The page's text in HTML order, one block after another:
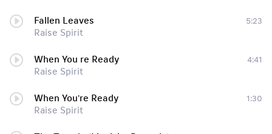
Fallen Leaves
Raise Spirit
5:23
When You re Ready
Raise Spirit
4:41
When You're Ready
Raise Spirit
1:30